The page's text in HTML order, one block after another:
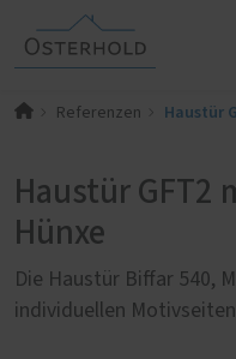
Referenzen Haustür
Haustür GFT2
Hünxe
Die Haustür Biffar 540,
individuellen